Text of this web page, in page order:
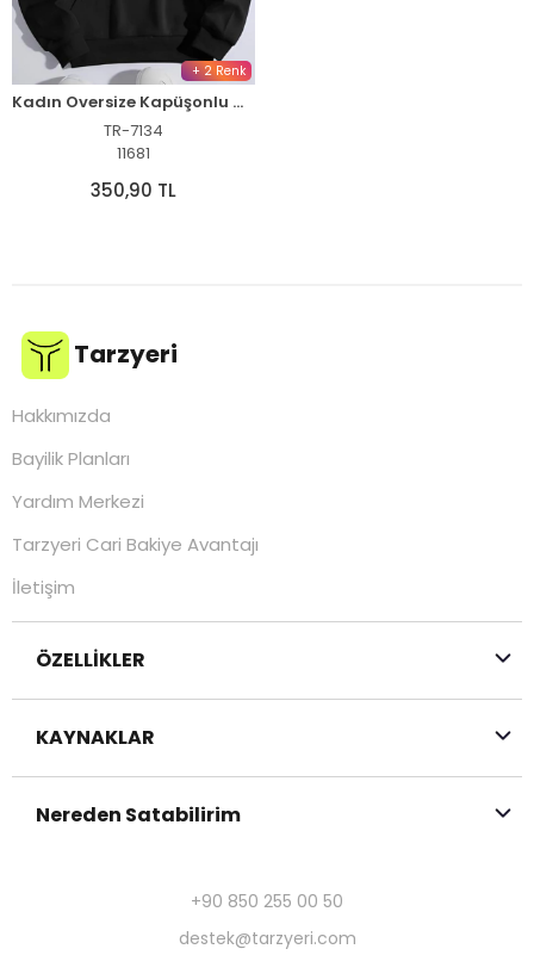
+ 2 Renk
Kadın Oversize Kapüşonlu Cepli Baskılı 3 İplik Pamuklu Hoodie Sweatshirt - Siyah
TR-7134
11681
350,90 TL
Tarzyeri
Hakkımızda
Bayilik Planları
Yardım Merkezi
Tarzyeri Cari Bakiye Avantajı
İletişim
ÖZELLİKLER
KAYNAKLAR
Nereden Satabilirim
+90 850 255 00 50
destek@tarzyeri.com